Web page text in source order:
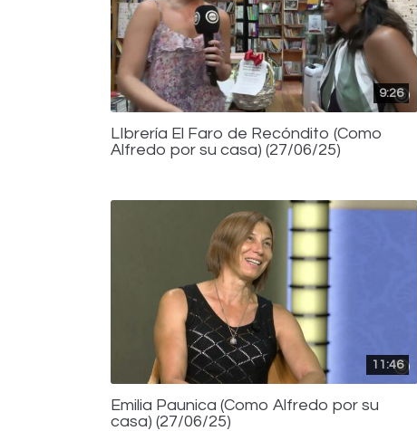
9:26
LIbrería El Faro de Recóndito (Como
Alfredo por su casa) (27/06/25)
11:46
Emilia Paunica (Como Alfredo por su
casa) (27/06/25)